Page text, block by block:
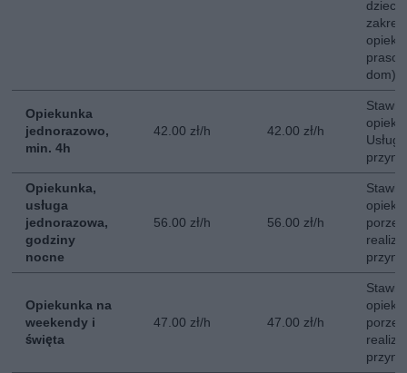
dzieci,
dom).
Opiekunka
jednorazowo,
min. 4h
42.00 zł/h 42.00 zł/h
opieki
Opiekunka,
usługa
jednorazowa,
godziny
nocne
56.00 zł/h 56.00 zł/h
opieki
porze
Opiekunka na
weekendy i
święta
47.00 zł/h 47.00 zł/h
opieki
porze